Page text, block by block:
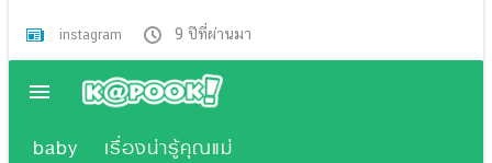
instagram 9 ปีที่ผ่านมา